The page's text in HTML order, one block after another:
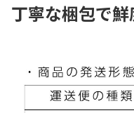
丁寧な梱包で